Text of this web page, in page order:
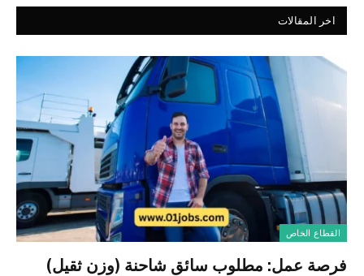
اخر المقالات
القطاع الخاص
فرصة عمل: مطلوب سائق شاحنة (وزن ثقيل)